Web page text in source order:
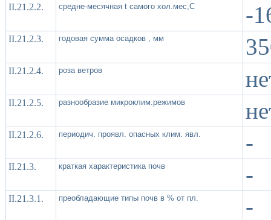
II.21.2.2. средне-месячная t самого хол.мес,С -
II.21.2.3. годовая сумма осадков , мм
II.21.2.4. роза ветров
II.21.2.5. разнообразие микроклим.режимов
II.21.2.6. периодич. проявл. опасных клим. явл. -
II.21.3. краткая характеристика почв -
II.21.3.1. преобладающие типы почв в % от пл. -